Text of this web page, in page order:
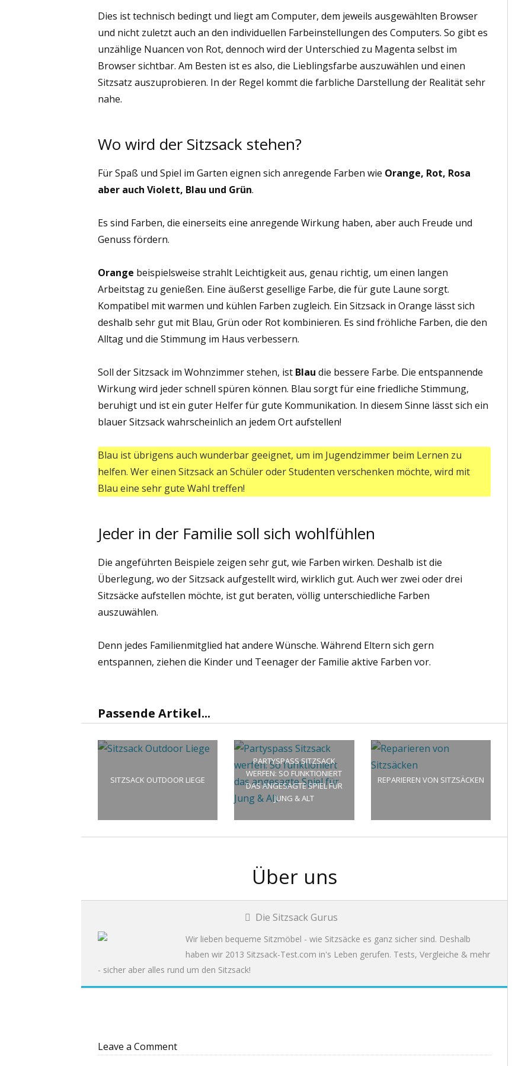
Dies ist technisch bedingt und liegt am Computer, dem jeweils ausgewählten Browser
und nicht zuletzt auch an den individuellen Farbeinstellungen des Computers. So gibt es
unzählige Nuancen von Rot, dennoch wird der Unterschied zu Magenta selbst im
Browser sichtbar. Am Besten ist es also, die Lieblingsfarbe auszuwählen und einen
Sitzsatz auszuprobieren. In der Regel kommt die farbliche Darstellung der Realität sehr
nahe.
Wo wird der Sitzsack stehen?
Für Spaß und Spiel im Garten eignen sich anregende Farben wie Orange, Rot, Rosa
aber auch Violett, Blau und Grün.
Es sind Farben, die einerseits eine anregende Wirkung haben, aber auch Freude und
Genuss fördern.
Orange beispielsweise strahlt Leichtigkeit aus, genau richtig, um einen langen
Arbeitstag zu genießen. Eine äußerst gesellige Farbe, die für gute Laune sorgt.
Kompatibel mit warmen und kühlen Farben zugleich. Ein Sitzsack in Orange lässt sich
deshalb sehr gut mit Blau, Grün oder Rot kombinieren. Es sind fröhliche Farben, die den
Alltag und die Stimmung im Haus verbessern.
Soll der Sitzsack im Wohnzimmer stehen, ist Blau die bessere Farbe. Die entspannende
Wirkung wird jeder schnell spüren können. Blau sorgt für eine friedliche Stimmung,
beruhigt und ist ein guter Helfer für gute Kommunikation. In diesem Sinne lässt sich ein
blauer Sitzsack wahrscheinlich an jedem Ort aufstellen!
Blau ist übrigens auch wunderbar geeignet, um im Jugendzimmer beim Lernen zu
helfen. Wer einen Sitzsack an Schüler oder Studenten verschenken möchte, wird mit
Blau eine sehr gute Wahl treffen!
Jeder in der Familie soll sich wohlfühlen
Die angeführten Beispiele zeigen sehr gut, wie Farben wirken. Deshalb ist die
Überlegung, wo der Sitzsack aufgestellt wird, wirklich gut. Auch wer zwei oder drei
Sitzsäcke aufstellen möchte, ist gut beraten, völlig unterschiedliche Farben
auszuwählen.
Denn jedes Familienmitglied hat andere Wünsche. Während Eltern sich gern
entspannen, ziehen die Kinder und Teenager der Familie aktive Farben vor.
Passende Artikel...
SITZSACK OUTDOOR LIEGE
PARTYSPASS SITZSACK
WERFEN: SO FUNKTIONIERT
DAS ANGESAGTE SPIEL FÜR
JUNG & ALT
REPARIEREN VON SITZSÄCKEN
Über uns
Die Sitzsack Gurus
Wir lieben bequeme Sitzmöbel - wie Sitzsäcke es ganz sicher sind. Deshalb
haben wir 2013 Sitzsack-Test.com in's Leben gerufen. Tests, Vergleiche & mehr
- sicher aber alles rund um den Sitzsack!
Leave a Comment